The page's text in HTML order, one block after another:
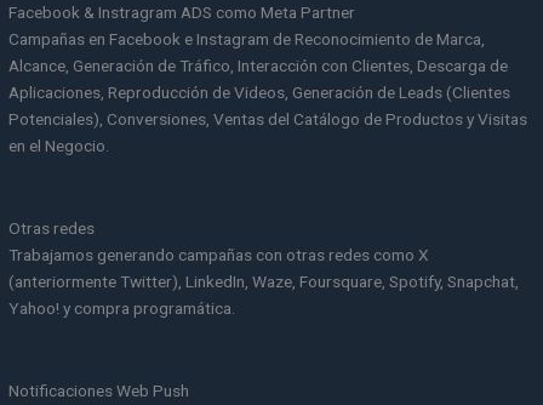
Facebook & Instragram ADS como Meta Partner
Campañas en Facebook e Instagram de Reconocimiento de Marca,
Alcance, Generación de Tráfico, Interacción con Clientes, Descarga de
Aplicaciones, Reproducción de Videos, Generación de Leads (Clientes
Potenciales), Conversiones, Ventas del Catálogo de Productos y Visitas
en el Negocio.
Otras redes
Trabajamos generando campañas con otras redes como X
(anteriormente Twitter), LinkedIn, Waze, Foursquare, Spotify, Snapchat,
Yahoo! y compra programática.
Notificaciones Web Push